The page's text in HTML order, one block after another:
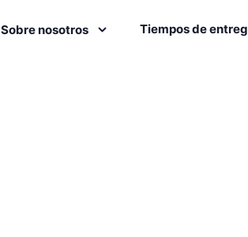
Sobre nosotros Tiempos de